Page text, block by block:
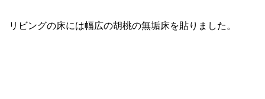
リビングの床には幅広の胡桃の無垢床を貼りました。